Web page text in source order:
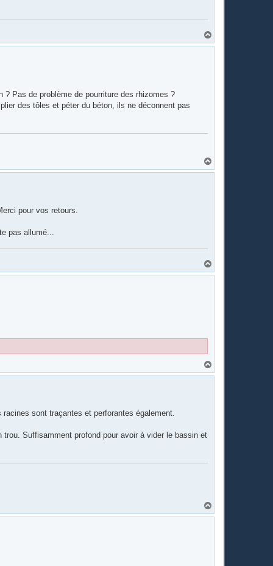
a
Pas de problème de pourriture des rhizomes ?
des tôles et péter du béton, ils ne déconnent pas
a
pour vos retours.
pas allumé...
a
a
sont traçantes et perforantes également.
Suffisamment profond pour avoir à vider le bassin et
a